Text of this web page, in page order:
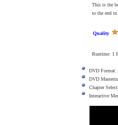
This is the
to the end
Quality
Runtime: 1
DVD Format:
DVD
Chapter
Interactive